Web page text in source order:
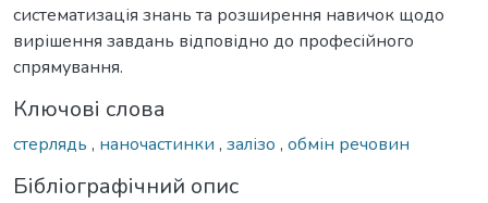
систематизація знань та розширення навичок щодо
вирішення завдань відповідно до професійного
спрямування.
Ключові слова
стерлядь , наночастинки , залізо , обмін речовин
Бібліографічний опис